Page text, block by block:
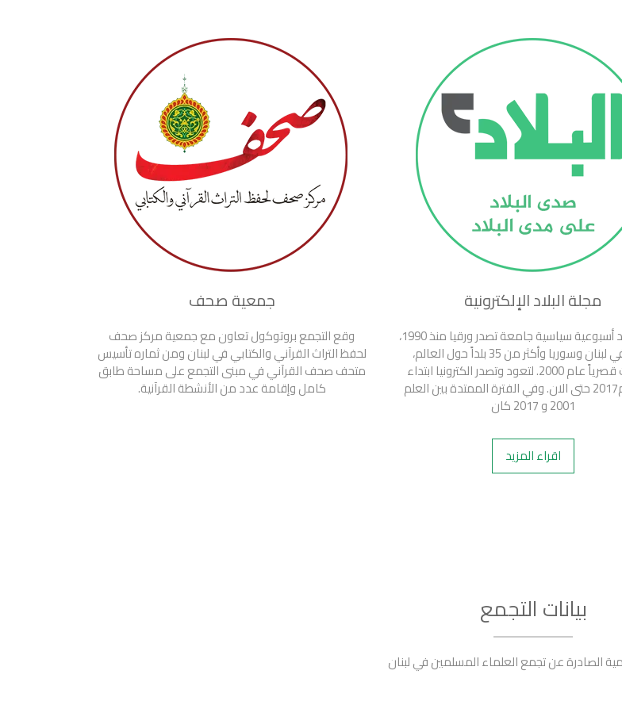
مجلة البلاد الإلكترونية
مجلة البلاد أسبوعية سياسية جامعة تصدر ورقيا منذ 1990،
وتوزع في لبنان وسوريا وأكثر من 35 بلداً حول العالم،
وتوقفت قصرياً عام 2000. لتعود وتصدر الكترونيا ابتداء
من العام2017 حتى الان. وفي الفترة الممتدة بين العلم
2001 و 2017 كان
اقراء المزيد
جمعية صحف
وقع التجمع بروتوكول تعاون مع جمعية مركز صحف
لحفظ التراث القرآني والكتابي في لبنان ومن ثماره تأسيس
متحف صحف القرآني في مبنى التجمع على مساحة طابق
كامل وإقامة عدد من الأنشطة القرآنية.
بيانات التجمع
الصادرة عن تجمع العلماء المسلمين في لبنان